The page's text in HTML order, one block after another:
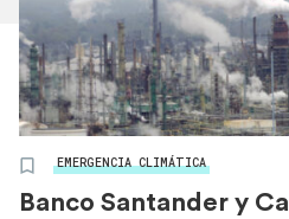
EMERGENCIA CLIMÁTICA
Banco Santander y